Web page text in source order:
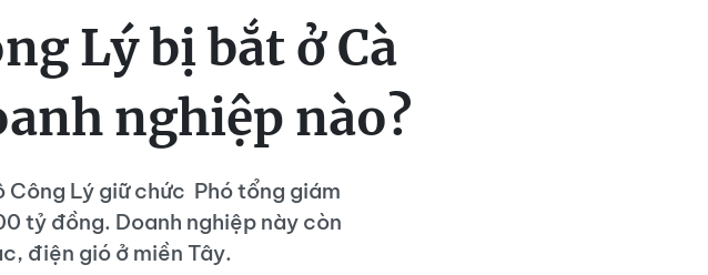
Lý bị bắt ở Cà
nghiệp nào?
Lý giữ chức Phó tổng giám
tỷ đồng. Doanh nghiệp này còn
điện gió ở miền Tây.